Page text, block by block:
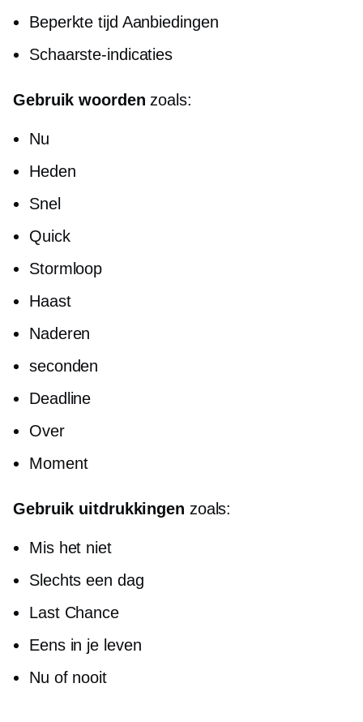
Beperkte tijd Aanbiedingen
Schaarste-indicaties
Gebruik woorden zoals:
Nu
Heden
Snel
Quick
Stormloop
Haast
Naderen
seconden
Deadline
Over
Moment
Gebruik uitdrukkingen zoals:
Mis het niet
Slechts een dag
Last Chance
Eens in je leven
Nu of nooit